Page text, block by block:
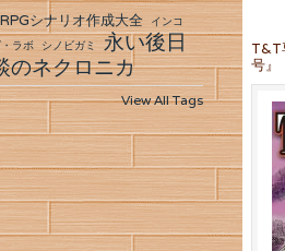
T&T
号』
シナリオ作成大全
インコ
ラボ
シノビガミ
永い後日
のネクロニカ
View All Tags